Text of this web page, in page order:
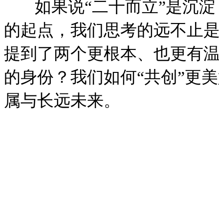
如果说“二十而立”是沉淀
的起点，我们思考的远不止
提到了两个更根本、也更有
的身份？我们如何“共创”更
属与长远未来。